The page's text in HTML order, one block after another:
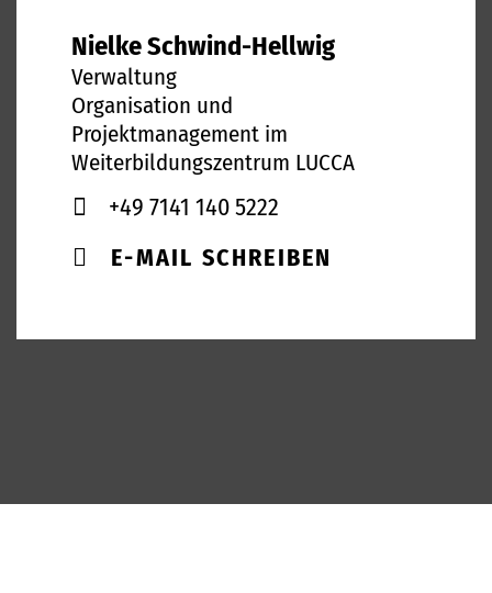
Nielke Schwind-Hellwig
Verwaltung
Organisation und
Projektmanagement im
Weiterbildungszentrum LUCCA
+49 7141 140 5222
E-MAIL SCHREIBEN